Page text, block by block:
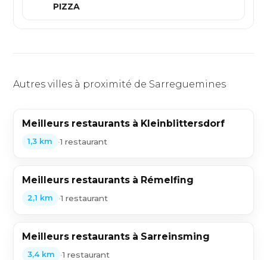
PIZZA
Autres villes à proximité de Sarreguemines
Meilleurs restaurants à Kleinblittersdorf
1,3 km •1 restaurant
Meilleurs restaurants à Rémelfing
2,1 km •1 restaurant
Meilleurs restaurants à Sarreinsming
3,4 km •1 restaurant